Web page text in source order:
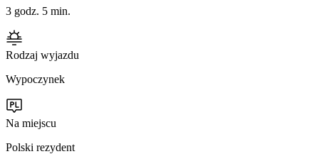
3 godz. 5 min.
Rodzaj wyjazdu
Wypoczynek
Na miejscu
Polski rezydent